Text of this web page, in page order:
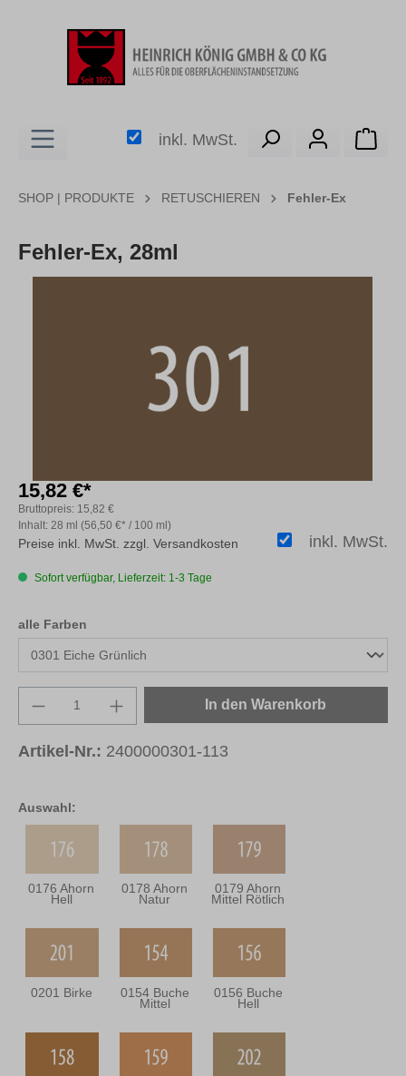
inkl. MwSt.
SHOP | PRODUKTE RETUSCHIEREN Fehler-Ex
Fehler-Ex, 28ml
Auswahl:
0176 Ahorn
Hell
0178 Ahorn
Natur
0179 Ahorn
Mittel Rötlich
0201 Birke 0154 Buche
Mittel
0156 Buche
Hell
15,82 €*
Inhalt: 28 ml (56,50 €* / 100 ml)
Bruttopreis: 15,82 €
inkl. MwSt.
Preise inkl. MwSt. zzgl. Versandkosten
Sofort verfügbar, Lieferzeit: 1-3 Tage
alle Farben
Produkt Anzahl: Gib den gewünschten
In den Warenkorb
Artikel-Nr.: 2400000301-113